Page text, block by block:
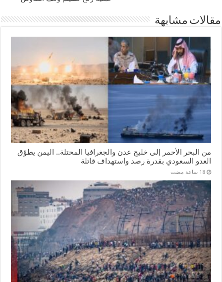
مقالات مشابهة
من البحر الأحمر إلى خليج عدن والجغرافيا المحتلة.. اليمن يطوّق
العدو السعودي بقدرة رصد واستهداف قاتلة
‏18 ساعة مضت